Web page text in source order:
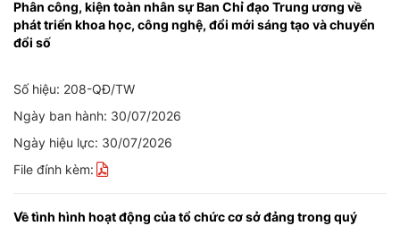
Phân công, kiện toàn nhân sự Ban Chỉ đạo Trung ương về
phát triển khoa học, công nghệ, đổi mới sáng tạo và chuyển
đổi số
Số hiệu: 208-QĐ/TW
Ngày ban hành: 30/07/2026
Ngày hiệu lực: 30/07/2026
File đính kèm:
Về tình hình hoạt động của tổ chức cơ sở đảng trong quý